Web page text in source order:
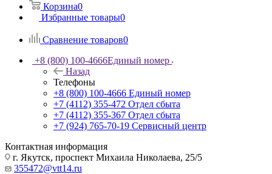
Корзина0
Избранные товары0
Сравнение товаров0
+8 (800) 100-4666Единый номер
Назад
Телефоны
+8 (800) 100-4666 Единый номер
+7 (4112) 355-472 Отдел сбыта
+7 (4112) 355-367 Отдел сбыта
+7 (924) 765-70-19 Сервисный центр
Контактная информация
г. Якутск, проспект Михаила Николаева, 25/5
355472@vtt14.ru